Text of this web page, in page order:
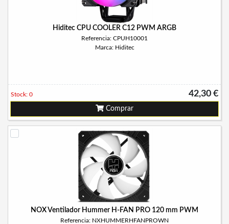
Hiditec CPU COOLER C12 PWM ARGB
Referencia: CPUH10001
Marca: Hiditec
42,30 €
Stock: 0
Comprar
NOX Ventilador Hummer H-FAN PRO 120 mm PWM
Referencia: NXHUMMERHFANPROWN